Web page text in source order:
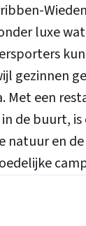
luxe
gezinnen
Met een
de buurt,
natuur en